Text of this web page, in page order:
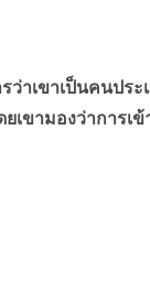
ขาเป็นคนประเ
เขามองว่าการ